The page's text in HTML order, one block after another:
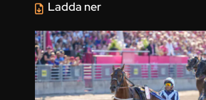
Ladda ner